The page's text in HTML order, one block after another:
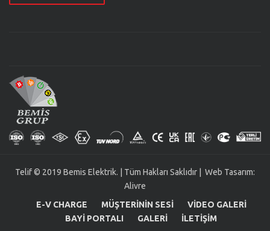
Telif © 2019 Bemis Elektrik. | Tüm Hakları Saklıdır | Web Tasarım:
Alivre
E-V CHARGE
MÜŞTERININ SESI
VIDEO GALERI
BAYI PORTALI
GALERI İLETIŞIM